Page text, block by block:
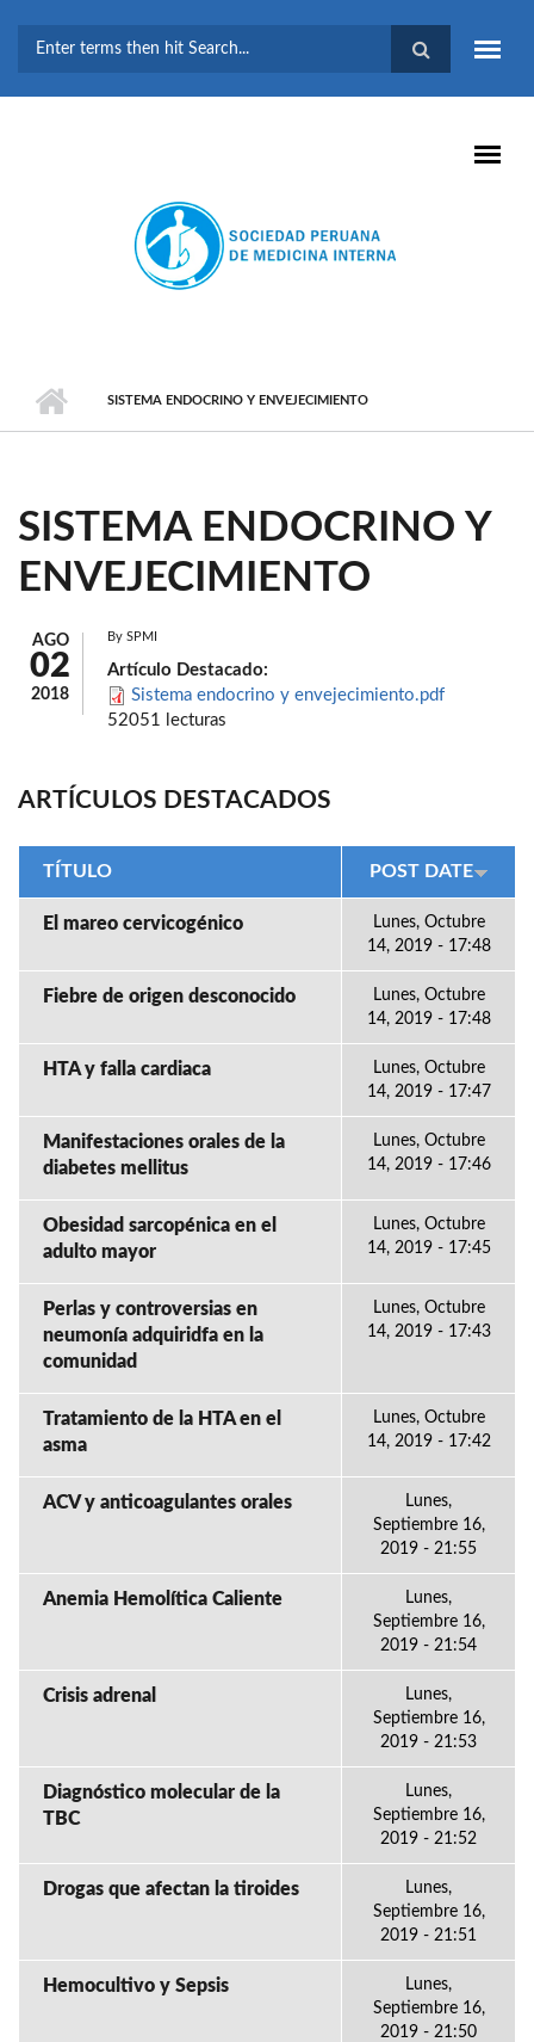
BÚSQUEDA
SISTEMA ENDOCRINO Y ENVEJECIMIENTO
SISTEMA ENDOCRINO Y
ENVEJECIMIENTO
AGO
02
2018
By SPMI
Artículo Destacado:
Sistema endocrino y envejecimiento.pdf
52051 lecturas
ARTÍCULOS DESTACADOS
TÍTULO POST DATE
El mareo cervicogénico
Lunes, Octubre
14, 2019 - 17:48
Fiebre de origen desconocido
Lunes, Octubre
14, 2019 - 17:48
HTA y falla cardiaca
Lunes, Octubre
14, 2019 - 17:47
Manifestaciones orales de la
diabetes mellitus
Lunes, Octubre
14, 2019 - 17:46
Obesidad sarcopénica en el
adulto mayor
Lunes, Octubre
14, 2019 - 17:45
Perlas y controversias en
neumonía adquiridfa en la
comunidad
Lunes, Octubre
14, 2019 - 17:43
Tratamiento de la HTA en el
asma
Lunes, Octubre
14, 2019 - 17:42
ACV y anticoagulantes orales
Lunes,
Septiembre 16,
2019 - 21:55
Anemia Hemolítica Caliente
Lunes,
Septiembre 16,
2019 - 21:54
Crisis adrenal
Lunes,
Septiembre 16,
2019 - 21:53
Diagnóstico molecular de la
TBC
Lunes,
Septiembre 16,
2019 - 21:52
Drogas que afectan la tiroides
Lunes,
Septiembre 16,
2019 - 21:51
Hemocultivo y Sepsis
Lunes,
Septiembre 16,
2019 - 21:50